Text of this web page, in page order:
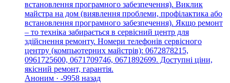
встановлення програмного забезпечення). Виклик
майстра на дом (виявлення проблеми, профілактика або
встановлення програмного забезпечення). Якщо ремонт
– то техніка забирається в сервісний центр для
здійснення ремонту. Номери телефонів сервісного
центру (компьютерних майстрів): 0672878215,
0961725600, 0671709746, 0671892699. Доступні ціни,
якісний ремонт, гарантія.
Аноним · -9958 назад